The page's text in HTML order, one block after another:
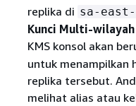
replika di sa-
Kunci Multi-
KMS konsol akan
untuk menampilkan
replika tersebut.
melihat alias atau